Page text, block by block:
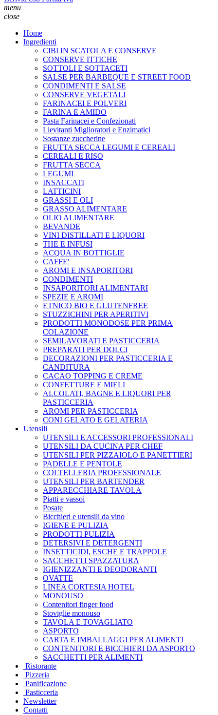
menu
close
Home
Ingredienti
CIBI IN SCATOLA E CONSERVE
CONSERVE ITTICHE
SOTTOLI E SOTTACETI
SALSE PER BARBEQUE E STREET FOOD
CONDIMENTI E SALSE
CONSERVE VEGETALI
FARINACEI E POLVERI
FARINA E AMIDO
Pasta Farinacei e Confezionati
Lievitanti Miglioratori e Enzimatici
Sostanze zuccherine
FRUTTA SECCA LEGUMI E CEREALI
CEREALI E RISO
FRUTTA SECCA
LEGUMI
INSACCATI
LATTICINI
GRASSI E OLI
GRASSO ALIMENTARE
OLIO ALIMENTARE
BEVANDE
VINI DISTILLATI E LIQUORI
THE E INFUSI
ACQUA IN BOTTIGLIE
CAFFE'
AROMI E INSAPORITORI
CONDIMENTI
INSAPORITORI ALIMENTARI
SPEZIE E AROMI
ETNICO BIO E GLUTENFREE
STUZZICHINI PER APERITIVI
PRODOTTI MONODOSE PER PRIMA
COLAZIONE
SEMILAVORATI E PASTICCERIA
PREPARATI PER DOLCI
DECORAZIONI PER PASTICCERIA E
CANDITURA
CACAO TOPPING E CREME
CONFETTURE E MIELI
ALCOLATI, BAGNE E LIQUORI PER
PASTICCERIA
AROMI PER PASTICCERIA
CONI GELATO E GELATERIA
Utensili
UTENSILI E ACCESSORI PROFESSIONALI
UTENSILI DA CUCINA PER CHEF
UTENSILI PER PIZZAIOLO E PANETTIERI
PADELLE E PENTOLE
COLTELLERIA PROFESSIONALE
UTENSILI PER BARTENDER
APPARECCHIARE TAVOLA
Piatti e vassoi
Posate
Bicchieri e utensili da vino
IGIENE E PULIZIA
PRODOTTI PULIZIA
DETERSIVI E DETERGENTI
INSETTICIDI, ESCHE E TRAPPOLE
SACCHETTI SPAZZATURA
IGIENIZZANTI E DEODORANTI
OVATTE
LINEA CORTESIA HOTEL
MONOUSO
Contenitori finger food
Stoviglie monouso
TAVOLA E TOVAGLIATO
ASPORTO
CARTA E IMBALLAGGI PER ALIMENTI
CONTENITORI E BICCHIERI DA ASPORTO
SACCHETTI PER ALIMENTI
Ristorante
Pizzeria
Panificazione
Pasticceria
Newsletter
Contatti